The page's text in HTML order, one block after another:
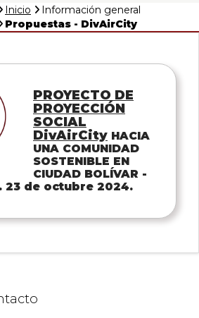
Inicio
Información general
Propuestas - DivAirCity
PROYECTO DE
PROYECCIÓN
SOCIAL
DivAirCity HACIA
UNA COMUNIDAD
SOSTENIBLE EN
CIUDAD BOLÍVAR -
23 de octubre 2024.